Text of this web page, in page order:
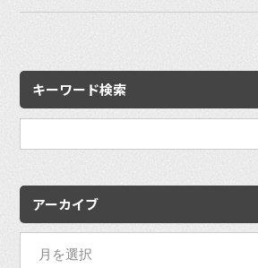
キーワード検索
アーカイブ